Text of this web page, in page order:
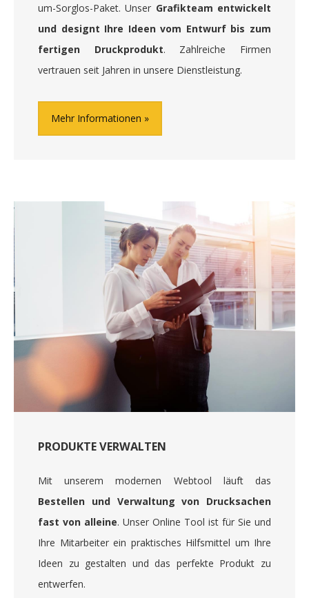
um-Sorglos-Paket. Unser Grafikteam entwickelt
und designt Ihre Ideen vom Entwurf bis zum
fertigen Druckprodukt. Zahlreiche Firmen
vertrauen seit Jahren in unsere Dienstleistung.
Mehr Informationen
PRODUKTE VERWALTEN
Mit unserem modernen Webtool läuft das
Bestellen und Verwaltung von Drucksachen
fast von alleine. Unser Online Tool ist für Sie und
Ihre Mitarbeiter ein praktisches Hilfsmittel um Ihre
Ideen zu gestalten und das perfekte Produkt zu
entwerfen.